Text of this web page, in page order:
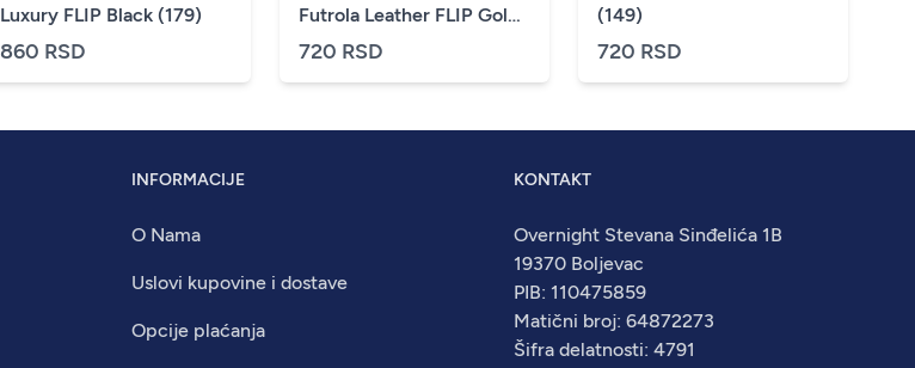
Luxury FLIP Black (179)
860 RSD
Futrola Leather FLIP Gold
(149)
720 RSD
(149)
720 RSD
INFORMACIJE
O Nama
Uslovi kupovine i dostave
Opcije plaćanja
KONTAKT
Overnight Stevana Sinđelića 1B
19370 Boljevac
PIB: 110475859
Matični broj: 64872273
Šifra delatnosti: 4791